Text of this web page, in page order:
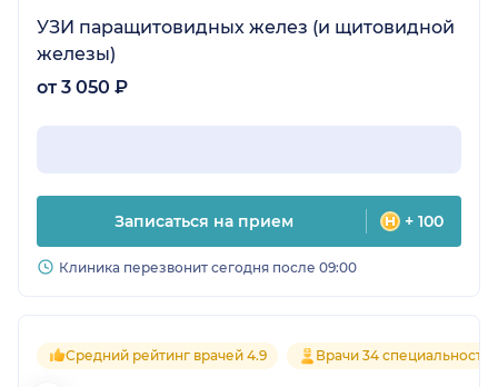
УЗИ паращитовидных желез (и щитовидной
железы)
от 3 050 ₽
Записаться на прием + 100
Клиника перезвонит сегодня после 09:00
Средний рейтинг врачей 4.9 Врачи 34